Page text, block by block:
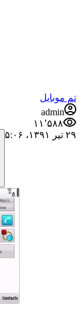
تم موبایل
admin
۱۱٬۵۸۸
۲۹ تیر ۱۳۹۱،‏ ۵:۰۶